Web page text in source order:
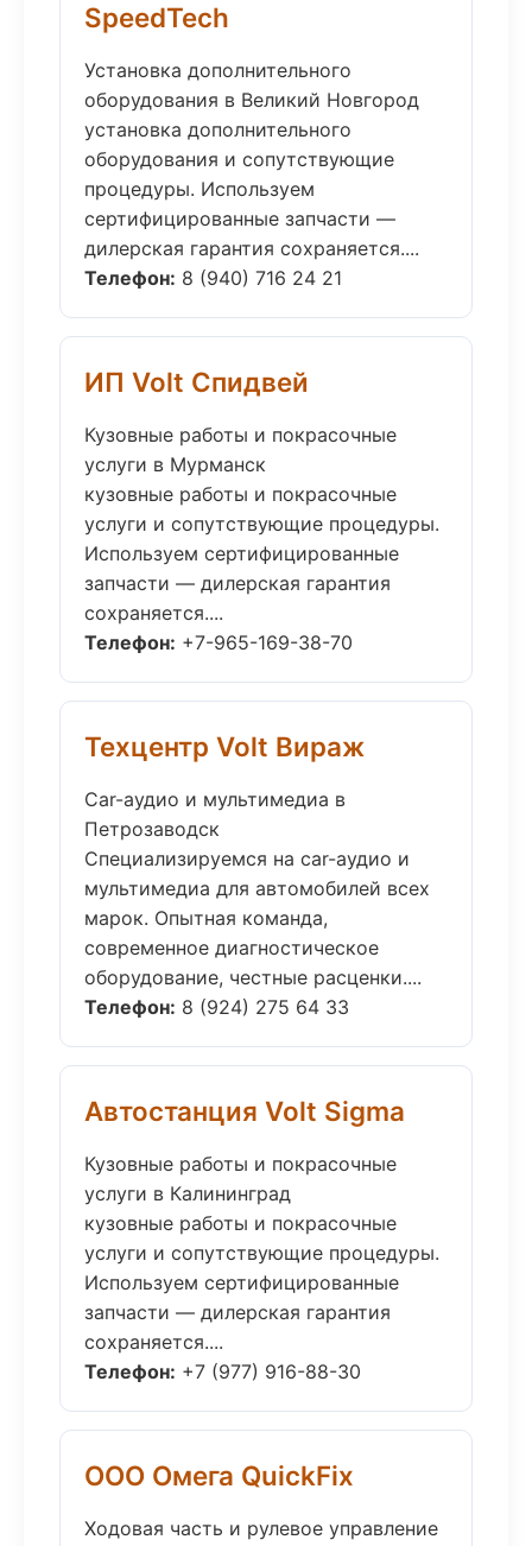
SpeedTech
Установка дополнительного
оборудования в Великий Новгород
установка дополнительного
оборудования и сопутствующие
процедуры. Используем
сертифицированные запчасти —
дилерская гарантия сохраняется....
Телефон: 8 (940) 716 24 21
ИП Volt Спидвей
Кузовные работы и покрасочные
услуги в Мурманск
кузовные работы и покрасочные
услуги и сопутствующие процедуры.
Используем сертифицированные
запчасти — дилерская гарантия
сохраняется....
Телефон: +7-965-169-38-70
Техцентр Volt Вираж
Car-аудио и мультимедиа в
Петрозаводск
Специализируемся на car-аудио и
мультимедиа для автомобилей всех
марок. Опытная команда,
современное диагностическое
оборудование, честные расценки....
Телефон: 8 (924) 275 64 33
Автостанция Volt Sigma
Кузовные работы и покрасочные
услуги в Калининград
кузовные работы и покрасочные
услуги и сопутствующие процедуры.
Используем сертифицированные
запчасти — дилерская гарантия
сохраняется....
Телефон: +7 (977) 916-88-30
ООО Омега QuickFix
Ходовая часть и рулевое управление